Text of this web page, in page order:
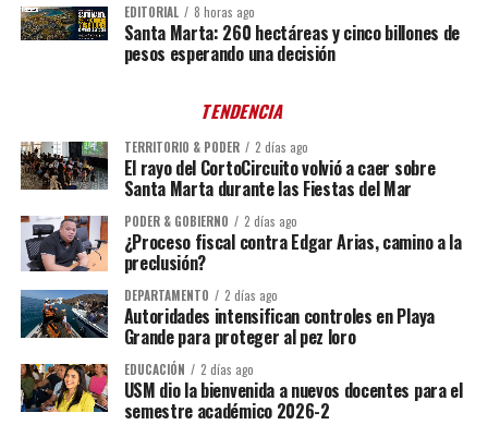
EDITORIAL 8 horas ago
Santa Marta: 260 hectáreas y cinco billones de
pesos esperando una decisión
TENDENCIA
TERRITORIO & PODER 2 días ago
El rayo del CortoCircuito volvió a caer sobre
Santa Marta durante las Fiestas del Mar
PODER & GOBIERNO 2 días ago
¿Proceso fiscal contra Edgar Arias, camino a la
preclusión?
DEPARTAMENTO 2 días ago
Autoridades intensifican controles en Playa
Grande para proteger al pez loro
EDUCACIÓN 2 días ago
USM dio la bienvenida a nuevos docentes para el
semestre académico 2026-2